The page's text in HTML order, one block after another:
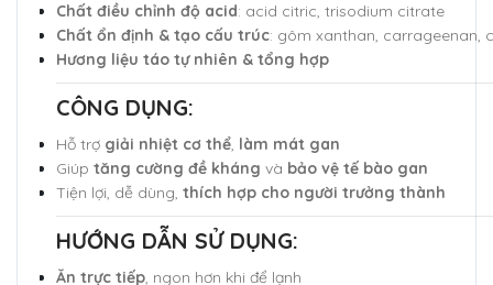
Chất điều chỉnh độ acid: acid citric, trisodium citrate
Chất ổn định & tạo cấu trúc: gôm xanthan, carrageenan,
Hương liệu táo tự nhiên & tổng hợp
CÔNG DỤNG:
Hỗ trợ giải nhiệt cơ thể, làm mát gan
Giúp tăng cường đề kháng và bảo vệ tế bào gan
Tiện lợi, dễ dùng, thích hợp cho người trưởng thành
HƯỚNG DẪN SỬ DỤNG:
Ăn trực tiếp, ngon hơn khi để lạnh